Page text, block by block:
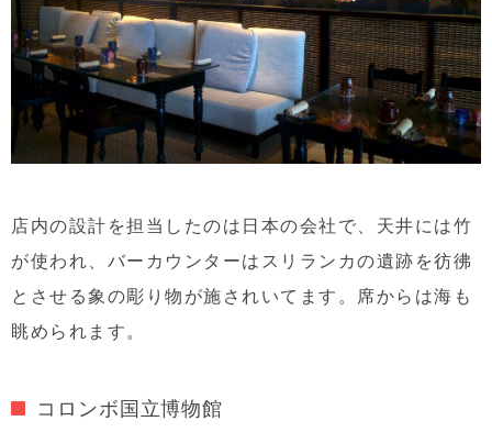
店内の設計を担当したのは日本の会社で、天井には竹
が使われ、バーカウンターはスリランカの遺跡を彷彿
とさせる象の彫り物が施されいてます。席からは海も
眺められます。
コロンボ国立博物館